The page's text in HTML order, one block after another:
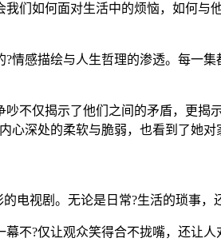
们如何面对生活中的烦恼，如何
情感描绘与人生哲理的渗透。每一
不仅揭示了他们之间的矛盾，更
深处的柔软与脆弱，也看到了她对
电视剧。无论是日常?生活的琐事
不?仅让观众笑得合不拢嘴，还让